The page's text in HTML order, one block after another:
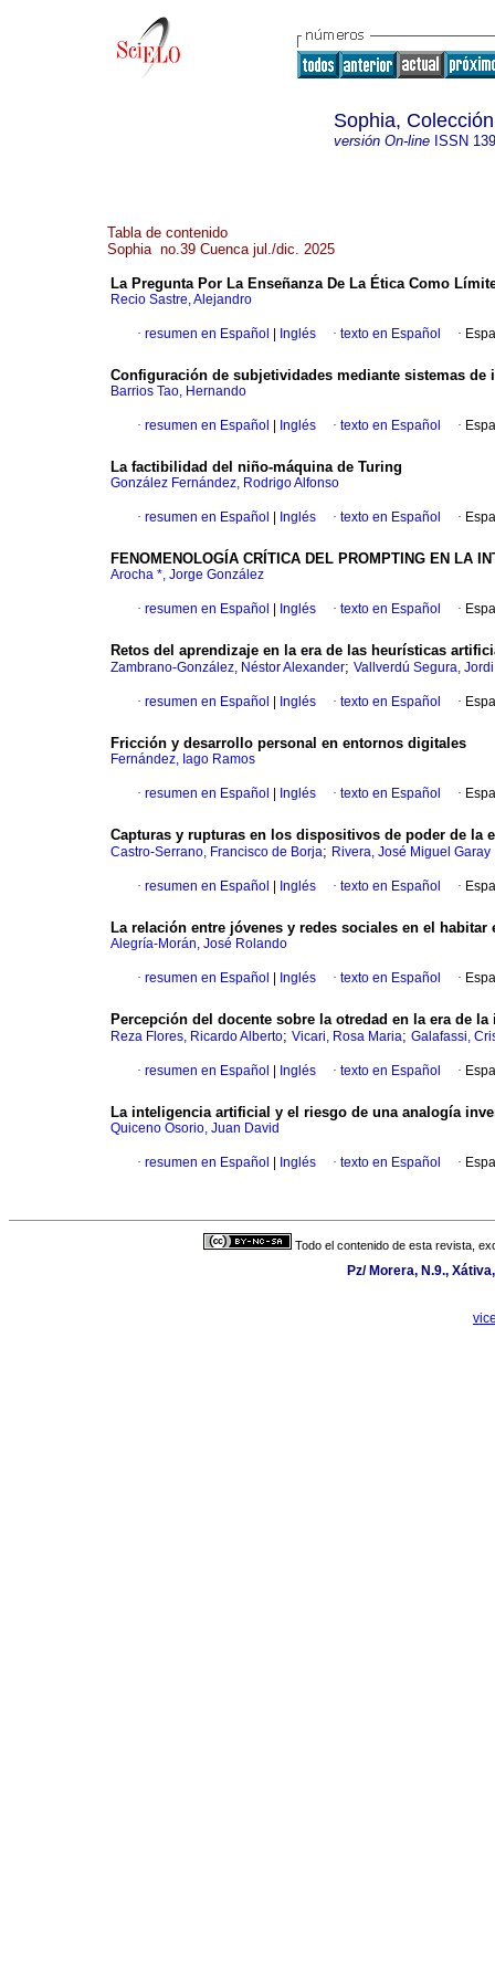
Sophia,
versión On-lineISSN
Tabla de contenido
Sophia no.39 Cuenca jul./dic. 2025
La Pregunta Por La Enseñanza De La Ética Como
Recio Sastre, Alejandro
· resumen en Español Inglés · texto en Español ·
Configuración de subjetividades mediante sistemas
Barrios Tao, Hernando
· resumen en Español Inglés · texto en Español ·
La factibilidad del niño-máquina de Turing
González Fernández, Rodrigo Alfonso
· resumen en Español Inglés · texto en Español ·
FENOMENOLOGÍA CRÍTICA DEL PROMPTING EN LA
Arocha *, Jorge González
· resumen en Español Inglés · texto en Español ·
Retos del aprendizaje en la era de las heurísticas
Zambrano-González, Néstor Alexander; Vallverdú Segura, Jordi
· resumen en Español Inglés · texto en Español ·
Fricción y desarrollo personal en entornos digitales
Fernández, Iago Ramos
· resumen en Español Inglés · texto en Español ·
Capturas y rupturas en los dispositivos de poder de la
Castro-Serrano, Francisco de Borja; Rivera, José Miguel Garay
· resumen en Español Inglés · texto en Español ·
La relación entre jóvenes y redes sociales en el habitar
Alegría-Morán, José Rolando
· resumen en Español Inglés · texto en Español ·
Percepción del docente sobre la otredad en la era de
Reza Flores, Ricardo Alberto; Vicari, Rosa Maria; Galafassi,
· resumen en Español Inglés · texto en Español ·
La inteligencia artificial y el riesgo de una analogía
Quiceno Osorio, Juan David
· resumen en Español Inglés · texto en Español ·
Todo el contenido de esta revista,
Pz/ Morera, N.9.,